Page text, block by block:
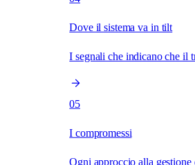
Dove il sistema va in tilt
I segnali che indicano che il
05
I compromessi
Ogni approccio alla